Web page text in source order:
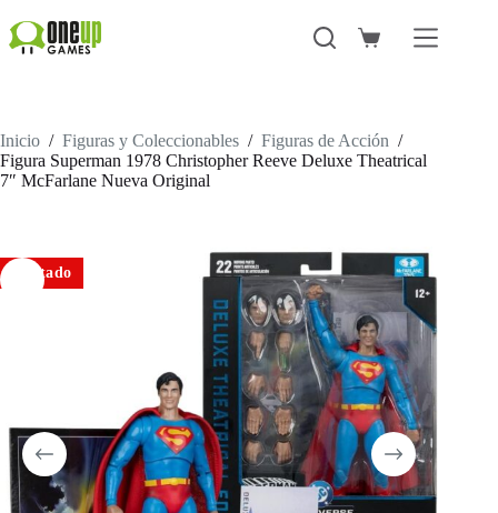
al
contenido
Carro
Inicio / Figuras y Coleccionables / Figuras de Acción /
Figura Superman 1978 Christopher Reeve Deluxe Theatrical
7″ McFarlane Nueva Original
Agotado